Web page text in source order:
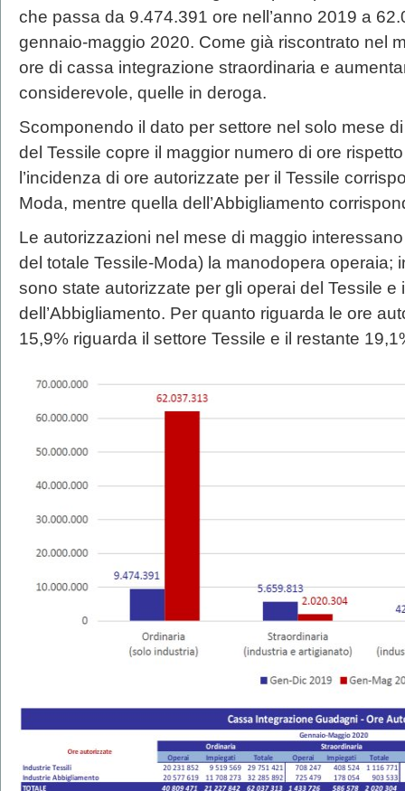
che passa da 9.474.391 ore nell’anno 2019 a
gennaio-maggio 2020. Come già riscontrato nel
ore di cassa integrazione straordinaria e
considerevole, quelle in deroga.
Scomponendo il dato per settore nel solo mese
del Tessile copre il maggior numero di ore
l’incidenza di ore autorizzate per il Tessile
Moda, mentre quella dell’Abbigliamento
Le autorizzazioni nel mese di maggio
del totale Tessile-Moda) la manodopera operaia;
sono state autorizzate per gli operai del Tessile e
dell’Abbigliamento. Per quanto riguarda le ore
15,9% riguarda il settore Tessile e il restante